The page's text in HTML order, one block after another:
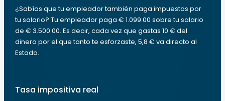
¿Sabías que tu empleador también paga impuestos por
tu salario? Tu empleador paga € 1.099.00 sobre tu salario
de € 3.500.00. Es decir, cada vez que gastas 10 € del
dinero por el que tanto te esforzaste, 5,8 € va directo al
Estado.
Tasa impositiva real